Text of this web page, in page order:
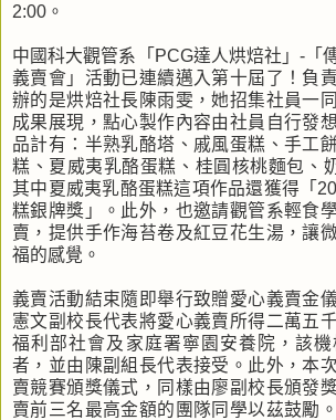
2:00。
中國科大觀管系「PCG達人烘焙社」-「
義賣會」活動已連續邁入第十屆了！負
辦的是烘焙社長陳雨雯，她招集社員一
成果展現，點心製作內容由社員自行發
品計有：半熟乳酪塔、戚風蛋糕、手工
糕、夏威夷乳酪蛋糕、桂圓核桃麵包、
其中夏威夷乳酪蛋糕這項作品還獲得「
糕銀牌獎」。此外，也邀請觀管系輕食
賣，提供手作海苔卷及紅豆花生湯，讓
福的感覺。
義賣活動結束隨即舉行致贈愛心義賣金
憲文副校長代表將愛心義賣所得二萬五
福利部社會及家庭署寧園安養院，該
者，並由陳副組長代表接受。此外，本
賣競賽頒獎儀式，同樣由廖副校長頒發
賣前三名最高金額的團隊同學以茲鼓勵